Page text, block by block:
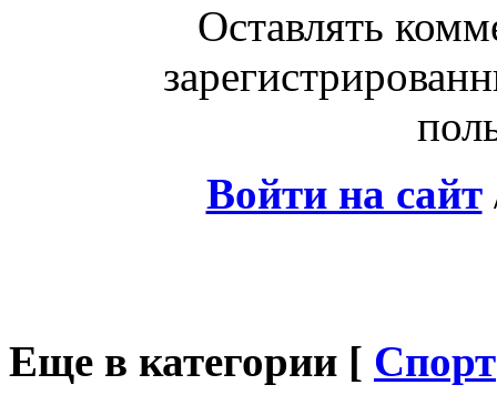
Оставлять
Войти на сайт
Еще в категории [ Спорт